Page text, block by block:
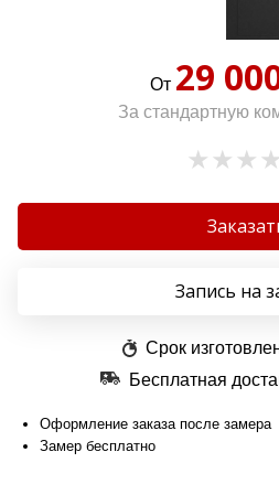
От 29
За стандартную
Запись на
Срок
Бесплатная
Оформление заказа после замера
Замер бесплатно